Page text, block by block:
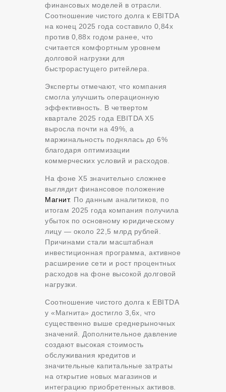
финансовых моделей в отрасли.
Соотношение чистого долга к EBITDA
на конец 2025 года составило 0,84x
против 0,88x годом ранее, что
считается комфортным уровнем
долговой нагрузки для
быстрорастущего ритейлера.
Эксперты отмечают, что компания
смогла улучшить операционную
эффективность. В четвертом
квартале 2025 года EBITDA X5
выросла почти на 49%, а
маржинальность поднялась до 6%
благодаря оптимизации
коммерческих условий и расходов.
На фоне X5 значительно сложнее
выглядит финансовое положение
Магнит. По данным аналитиков, по
итогам 2025 года компания получила
убыток по основному юридическому
лицу — около 22,5 млрд рублей.
Причинами стали масштабная
инвестиционная программа, активное
расширение сети и рост процентных
расходов на фоне высокой долговой
нагрузки.
Соотношение чистого долга к EBITDA
у «Магнита» достигло 3,6x, что
существенно выше среднерыночных
значений. Дополнительное давление
создают высокая стоимость
обслуживания кредитов и
значительные капитальные затраты
на открытие новых магазинов и
интеграцию приобретенных активов.